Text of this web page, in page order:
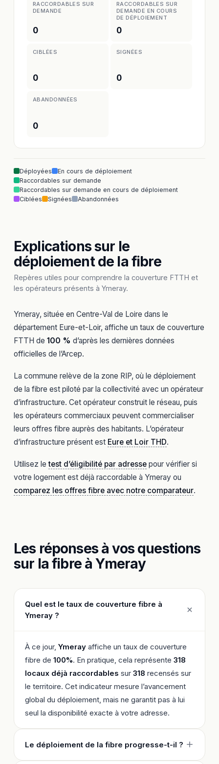
RACCORDABLES SUR
DEMANDE
0
RACCORDABLES SUR
DEMANDE EN COURS
DE DÉPLOIEMENT
0
CIBLÉES
0
SIGNÉES
0
ABANDONNÉES
0
Déployées
En cours de déploiement
Raccordables sur demande
Raccordables sur demande en cours de déploiement
Ciblées
Signées Abandonnées
Explications sur le
déploiement de la fibre
Repères utiles pour comprendre la couverture FTTH et
les opérateurs présents à Ymeray.
Ymeray, située en Centre-Val de Loire dans le
département Eure-et-Loir, affiche un taux de couverture
FTTH de 100 % d’après les dernières données
officielles de l’Arcep.
La commune relève de la zone RIP, où le déploiement
de la fibre est piloté par la collectivité avec un opérateur
d’infrastructure. Cet opérateur construit le réseau, puis
les opérateurs commerciaux peuvent commercialiser
leurs offres fibre auprès des habitants. L’opérateur
d’infrastructure présent est Eure et Loir THD.
Utilisez letest d’éligibilité par adresse pour vérifier si
votre logement est déjà raccordable à Ymeray ou
comparez les offres fibre avec notre comparateur.
Les réponses à vos questions
sur la fibre à Ymeray
Quel est le taux de couverture fibre à
Ymeray ?
À ce jour, Ymeray affiche un taux de couverture
fibre de 100%. En pratique, cela représente 318
locaux déjà raccordables sur 318 recensés sur
le territoire. Cet indicateur mesure l’avancement
global du déploiement, mais ne garantit pas à lui
seul la disponibilité exacte à votre adresse.
Le déploiement de la fibre progresse-t-il ?